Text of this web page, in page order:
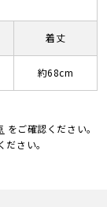
着丈
約68cm
をご確認ください。
ださい。